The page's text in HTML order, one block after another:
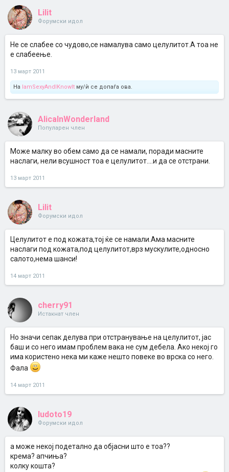
Lilit
Форумски идол
Не се слабее со чудово,се намалува само целулитот.А тоа не
е слабеење.
13 март 2011
На IamSexyAndIKnowIt му/ѝ се допаѓа ова.
AlicaInWonderland
Популарен член
Може малку во обем само да се намали, поради масните
наслаги, нели всушност тоа е целулитот....и да се отстрани.
13 март 2011
Lilit
Форумски идол
Целулитот е под кожата,тој ќе се намали.Ама масните
наслаги под кожата,под целулитот,врз мускулите,односно
салото,нема шанси!
14 март 2011
cherry91
Истакнат член
Но значи сепак делува при отстранување на целулитот, јас
баш и со него имам проблем вака не сум дебела. Ако некој го
има користено нека ми каже нешто повеке во врска со него.
Фала
14 март 2011
ludoto19
Форумски идол
а може некој подетално да објасни што е тоа??
крема? апчиња?
колку кошта?